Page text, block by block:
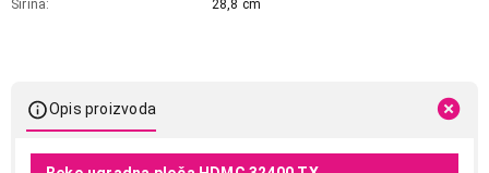
Širina
28,8 cm
Opis proizvoda